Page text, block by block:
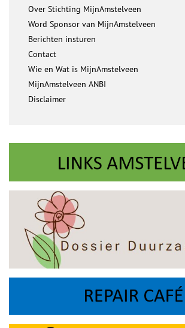
Over Stichting MijnAmstelveen
Word Sponsor van MijnAmstelveen
Berichten insturen
Contact
Wie en Wat is MijnAmstelveen
MijnAmstelveen ANBI
Disclaimer